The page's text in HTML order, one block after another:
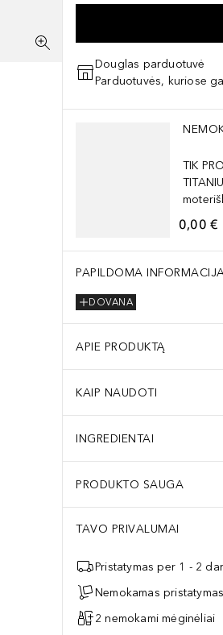
Douglas parduotuvė
Parduotuvės, kuriose
Praleisti slankiklį
TIK
0,00 €
PAPILDOMA
DOVANA
APIE PRODUKTĄ
KAIP NAUDOTI
INGREDIENTAI
PRODUKTO SAUGA
TAVO PRIVALUMAI
Pristatymas per 1 - 2
Nemokamas
2 nemokami mėginėliai